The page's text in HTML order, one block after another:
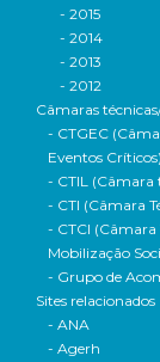
- 2015
- 2014
- 2013
- 2012
Câmaras
- CTGEC
Eventos Críticos)
- CTIL (Câmara
- CTI (Câmara
- CTCI (Câmara
Mobilização
- Grupo de
Sites relacionados
- ANA
- Agerh